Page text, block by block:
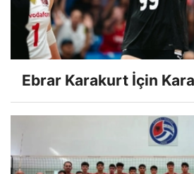
Ebrar Karakurt İçin